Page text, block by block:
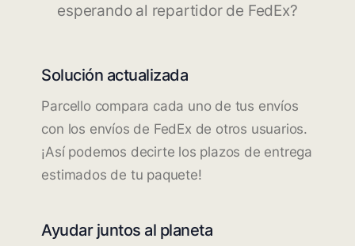
esperando al repartidor de FedEx?
Solución actualizada
Parcello compara cada uno de tus envíos
con los envíos de FedEx de otros usuarios.
¡Así podemos decirte los plazos de entrega
estimados de tu paquete!
Ayudar juntos al planeta